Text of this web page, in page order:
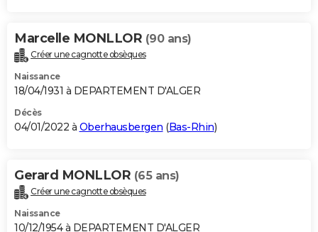
Marcelle MONLLOR (90 ans)
Créer une cagnotte obsèques
Naissance
18/04/1931 à DEPARTEMENT D'ALGER
Décès
04/01/2022 à Oberhausbergen (Bas-Rhin)
Gerard MONLLOR (65 ans)
Créer une cagnotte obsèques
Naissance
10/12/1954 à DEPARTEMENT D'ALGER